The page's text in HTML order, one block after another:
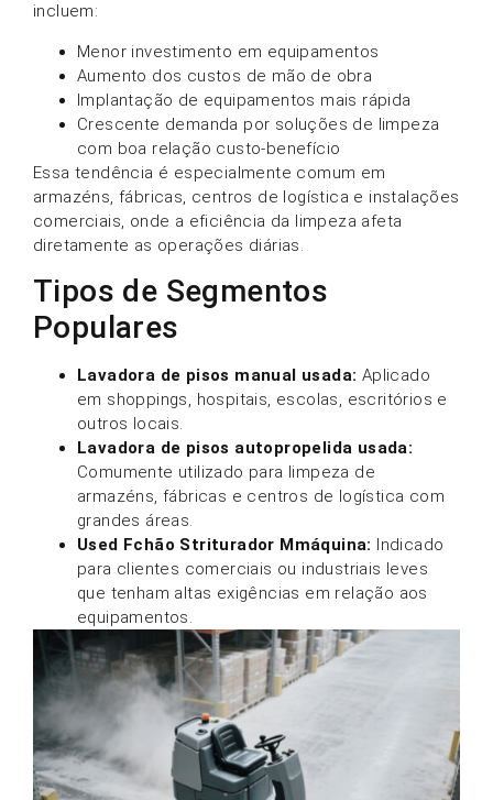
incluem:
Menor investimento em equipamentos
Aumento dos custos de mão de obra
Implantação de equipamentos mais rápida
Crescente demanda por soluções de limpeza
com boa relação custo-benefício
Essa tendência é especialmente comum em
armazéns, fábricas, centros de logística e instalações
comerciais, onde a eficiência da limpeza afeta
diretamente as operações diárias.
Tipos de Segmentos
Populares
Lavadora de pisos manual usada: Aplicado
em shoppings, hospitais, escolas, escritórios e
outros locais.
Lavadora de pisos autopropelida usada:
Comumente utilizado para limpeza de
armazéns, fábricas e centros de logística com
grandes áreas.
Used Fchão Striturador Mmáquina: Indicado
para clientes comerciais ou industriais leves
que tenham altas exigências em relação aos
equipamentos.